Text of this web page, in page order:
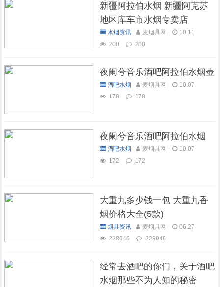
新疆阿拉伯水烟 新疆阿克苏
地区库车市水烟专卖店
水烟资讯 麦烟具网
10.11
200
200
夜阑兮音乐酒吧阿拉伯水烟壶
酒吧水烟 麦烟具网
10.07
178
178
夜阑兮音乐酒吧阿拉伯水烟
酒吧水烟 麦烟具网
10.07
172
172
大重九多少钱一包 大重九香
烟价格大全(5款)
烟具资讯 麦烟具网
06.27
228946
228946
经常去酒吧的你们，关于酒吧
水烟那些不为人知的秘密